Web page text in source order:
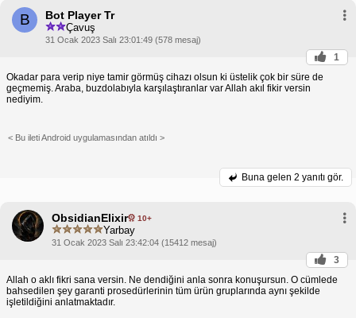
B Bot Player Tr
Çavuş
31 Ocak 2023 Salı 23:01:49 (578 mesaj)
1
Okadar para verip niye tamir görmüş cihazı olsun ki üstelik çok bir süre de
geçmemiş. Araba, buzdolabıyla karşılaştıranlar var Allah akıl fikir versin
nediyim.
< Bu ileti Android uygulamasından atıldı >
Buna gelen 2 yanıtı gör.
ObsidianElixir 10+
Yarbay
31 Ocak 2023 Salı 23:42:04 (15412 mesaj)
3
Allah o aklı fikri sana versin. Ne dendiğini anla sonra konuşursun. O cümlede
bahsedilen şey garanti prosedürlerinin tüm ürün gruplarında aynı şekilde
işletildiğini anlatmaktadır.